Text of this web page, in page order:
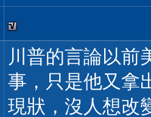
川普的言論以前
事，只是他又拿
現狀，沒人想改